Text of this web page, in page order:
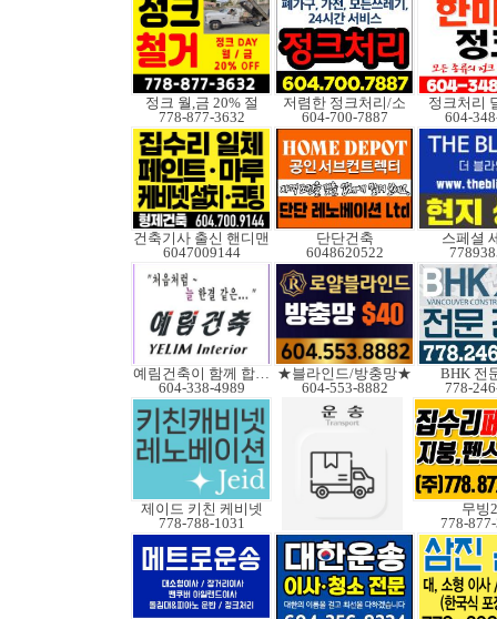
정크 월,금 20% 절
778-877-3632
저렴한 정크처리/소
604-700-7887
정크처리
604-
건축기사 출신 핸디맨
6047009144
단단건축
6048620522
스페셜
예림건축이 함께 합니다
604-338-4989
★블라인드/방충망★
604-553-8882
BHK 전
778-
제이드 키친 케비넷
778-788-1031
무빙
778-